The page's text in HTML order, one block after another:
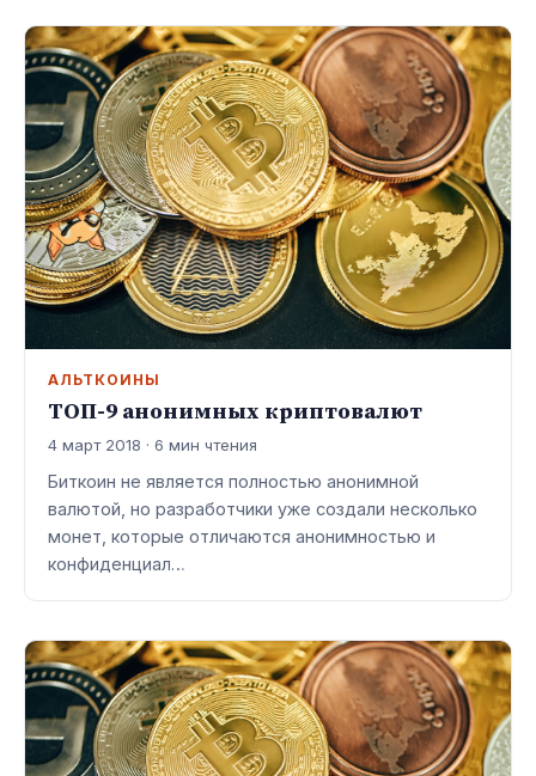
АЛЬТКОИНЫ
ТОП-9 анонимных криптовалют
4 март 2018 · 6 мин чтения
Биткоин не является полностью анонимной
валютой, но разработчики уже создали несколько
монет, которые отличаются анонимностью и
конфиденциал…